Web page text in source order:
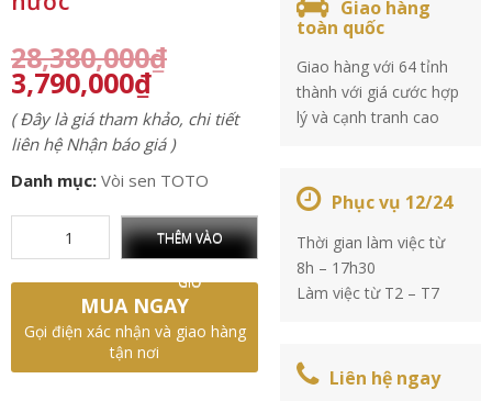
28,380,000₫
3,790,000₫
( Đây là giá tham khảo, chi tiết
liên hệ Nhận báo giá )
Danh mục: Vòi sen TOTO
THÊM VÀO
GIỎ
MUA NGAY
Gọi điện xác nhận và giao hàng
tận nơi
Giao hàng
toàn quốc
Giao hàng với 64 tỉnh
thành với giá cước hợp
lý và cạnh tranh cao
Phục vụ 12/24
Thời gian làm việc từ
8h – 17h30
Làm việc từ T2 – T7
Liên hệ ngay